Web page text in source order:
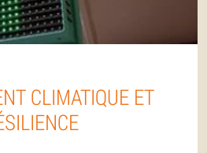
CLIMATIQUE ET